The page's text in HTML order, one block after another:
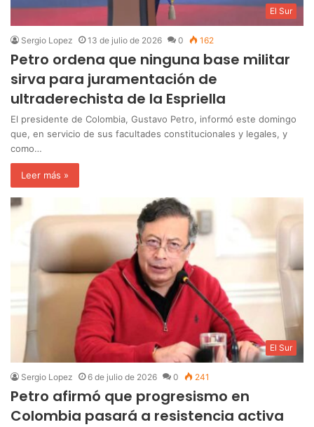
El Sur
Sergio Lopez 13 de julio de 2026 0 162
Petro ordena que ninguna base militar
sirva para juramentación de
ultraderechista de la Espriella
‎El presidente de Colombia, Gustavo Petro, informó este domingo
que, en servicio de sus facultades constitucionales y legales, y
como…
Leer más »
El Sur
Sergio Lopez 6 de julio de 2026 0 241
Petro afirmó que progresismo en
Colombia pasará a resistencia activa